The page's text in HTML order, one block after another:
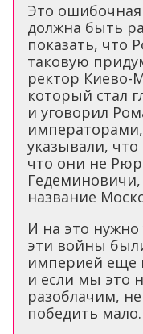
Это ошибочная
должна быть
показать, что
таковую
ректор Киево-
который стал
и уговорил
указывали,
что они не
название
И на это нужно
эти войны
империей еще
и если мы это
разоблачим,
победить мало.